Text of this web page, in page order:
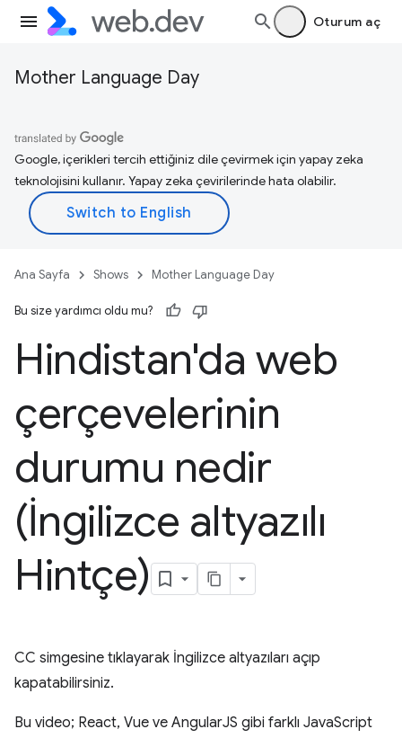
Oturum aç
Mother Language Day
Google, içerikleri tercih ettiğiniz dile çevirmek için yapay zeka
teknolojisini kullanır. Yapay zeka çevirilerinde hata olabilir.
Ana Sayfa Shows Mother Language Day
Bu size yardımcı oldu mu?
Hindistan'da web
çerçevelerinin
durumu nedir
(İngilizce altyazılı
Hintçe)
CC simgesine tıklayarak İngilizce altyazıları açıp
kapatabilirsiniz.
Bu video; React, Vue ve AngularJS gibi farklı JavaScript